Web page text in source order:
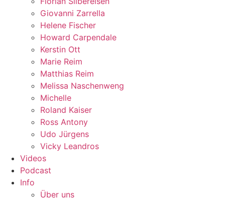
Giovanni Zarrella
Helene Fischer
Howard Carpendale
Kerstin Ott
Marie Reim
Matthias Reim
Melissa Naschenweng
Michelle
Roland Kaiser
Ross Antony
Udo Jürgens
Vicky Leandros
Videos
Podcast
Info
Über uns